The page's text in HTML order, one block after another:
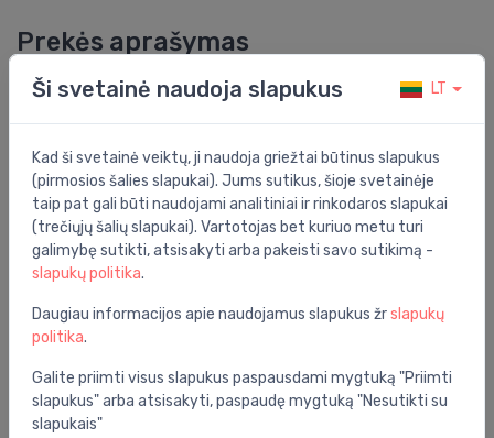
Prekės aprašymas
Hansgrohe WC komplektas„EluPura Original S“ su
QR/SC dangčiu, horizontaliu išbėgimu, apatiniu vanden
Bendrosios specifikacijos
Grupė: vonios kambarys
Komplektacija: sėdynė su dangčiu
Spalva:
Serija: EluPura
Specifikacija
Produkto kodas:
Ši svetainė naudoja slapukus LT
Kad ši svetainė veiktų, ji naudoja griežtai būtinus slapukus
(pirmosios šalies slapukai). Jums sutikus, šioje svetainėje
taip pat gali būti naudojami analitiniai ir rinkodaros slapukai
(trečiųjų šalių slapukai). Vartotojas bet kuriuo metu turi
galimybę sutikti, atsisakyti arba pakeisti savo sutikimą -
slapukų politika.
Daugiau informacijos apie naudojamus slapukus žrslapukų
politika.
Galite priimti visus slapukus paspausdami mygtuką "Priimti
slapukus" arba atsisakyti, paspaudę mygtuką "Nesutikti su
slapukais"